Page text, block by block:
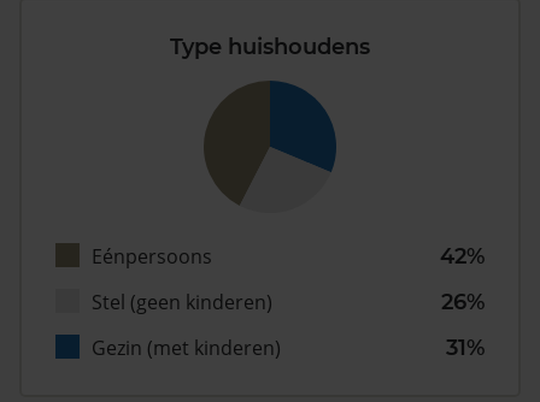
Type huishoudens
Eénpersoons
42%
Stel (geen kinderen)
26%
Gezin (met kinderen)
31%